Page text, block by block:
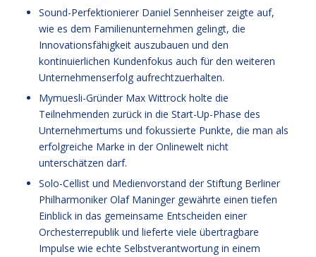
Sound-Perfektionierer Daniel Sennheiser zeigte auf,
wie es dem Familienunternehmen gelingt, die
Innovationsfähigkeit auszubauen und den
kontinuierlichen Kundenfokus auch für den weiteren
Unternehmenserfolg aufrechtzuerhalten.
Mymuesli-Gründer Max Wittrock holte die
Teilnehmenden zurück in die Start-Up-Phase des
Unternehmertums und fokussierte Punkte, die man als
erfolgreiche Marke in der Onlinewelt nicht
unterschätzen darf.
Solo-Cellist und Medienvorstand der Stiftung Berliner
Philharmoniker Olaf Maninger gewährte einen tiefen
Einblick in das gemeinsame Entscheiden einer
Orchesterrepublik und lieferte viele übertragbare
Impulse wie echte Selbstverantwortung in einem